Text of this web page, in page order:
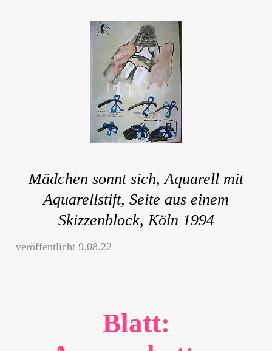
Mädchen sonnt sich, Aquarell mit
Aquarellstift, Seite aus einem
Skizzenblock, Köln 1994
veröffentlicht 9.08.22
Blatt: